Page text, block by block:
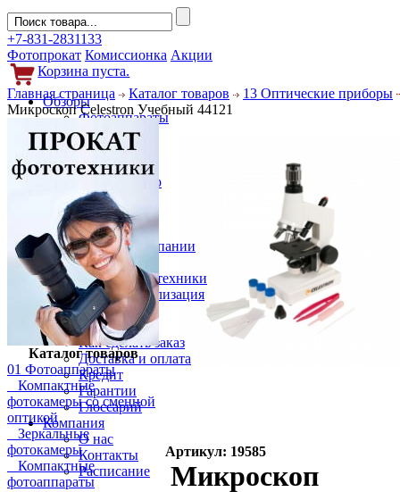
+7-831-2831133
Фотопрокат Комиссионка Акции
Корзина пуста.
Обзоры
Фотоаппараты
Объективы
Фильтры
Новости
Фото и видео
Гаджеты
Аксессуары
Слухи
Новости компании
Услуги
Прокат фототехники
Выкуп и реализация
Покупателям
Акции
Как сделать заказ
Доставка и оплата
Кредит
Гарантии
Глоссарий
Компания
О нас
Контакты
Расписание
Главная страница Каталог товаров
13 Оптические приборы
Микроскоп Celestron Учебный 44121
Каталог товаров
01 Фотоаппараты
Компактные
фотокамеры со сменной
оптикой
Зеркальные
фотокамеры
Компактные
фотоаппараты
Артикул: 19585
Микроскоп